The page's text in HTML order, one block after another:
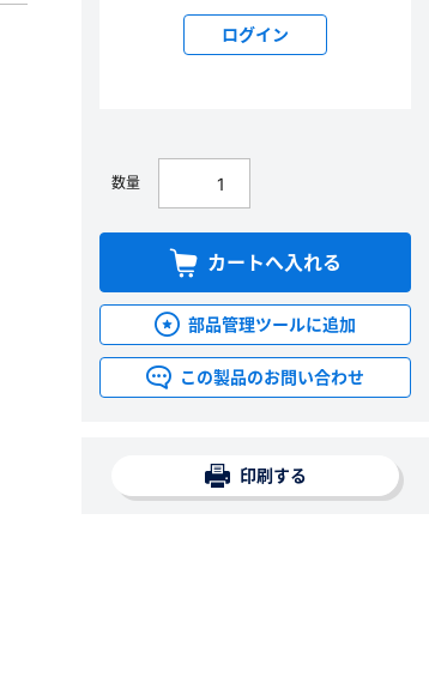
ログイン
数量
カートへ入れる
部品管理ツールに追加
この製品のお問い合わせ
印刷する